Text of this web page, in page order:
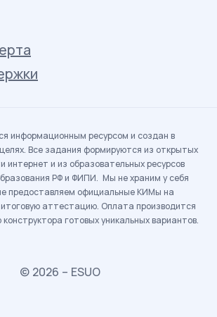
информационным ресурсом и создан в
Все задания формируются из открытых
интернет и из образовательных ресурсов
РФ и ФИПИ. Мы не храним у себя
предоставляем официальные КИМы на
аттестацию. Оплата производится
готовых уникальных вариантов.
© 2026 – ESUO